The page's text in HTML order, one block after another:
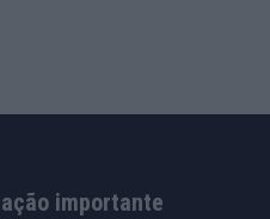
importante